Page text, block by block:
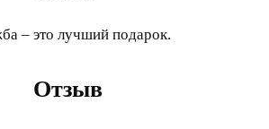
– это лучший подарок.
Отзыв